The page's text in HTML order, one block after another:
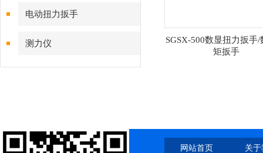
电动扭力扳手
测力仪
SGSX-500数显扭力扳手/
矩扳手
网站首页 关